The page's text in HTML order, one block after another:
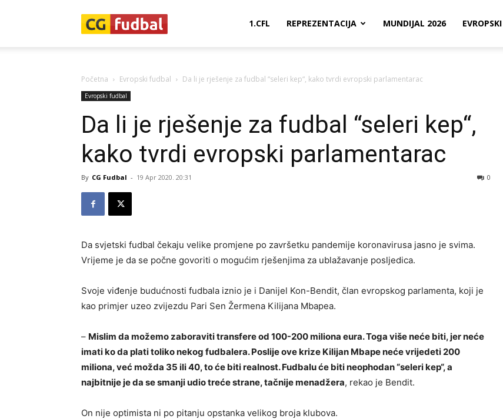
1.CFL REPREZENTACIJA MUNDIJAL 2026 EVROPSKI
Početna Evropski fudbal Da li je rješenje za fudbal “seleri kep“, kako tvrdi evropski parlamentarac
Evropski fudbal
Da li je rješenje za fudbal “seleri kep“,
kako tvrdi evropski parlamentarac
By CG Fudbal - 19 Apr 2020. 20:31 0
Da svjetski fudbal čekaju velike promjene po završetku pandemije koronavirusa jasno je svima.
Vrijeme je da se počne govoriti o mogućim rješenjima za ublažavanje posljedica.
Svoje viđenje budućnosti fudbala iznio je i Danijel Kon-Bendit, član evropskog parlamenta, koji je
kao primjer uzeo zvijezdu Pari Sen Žermena Kilijana Mbapea.
– Mislim da možemo zaboraviti transfere od 100-200 miliona eura. Toga više neće biti, jer neće
imati ko da plati toliko nekog fudbalera. Poslije ove krize Kilijan Mbape neće vrijedeti 200
miliona, već možda 35 ili 40, to će biti realnost. Fudbalu će biti neophodan “seleri kep“, a
najbitnije je da se smanji udio treće strane, tačnije menadžera, rekao je Bendit.
On nije optimista ni po pitanju opstanka velikog broja klubova.